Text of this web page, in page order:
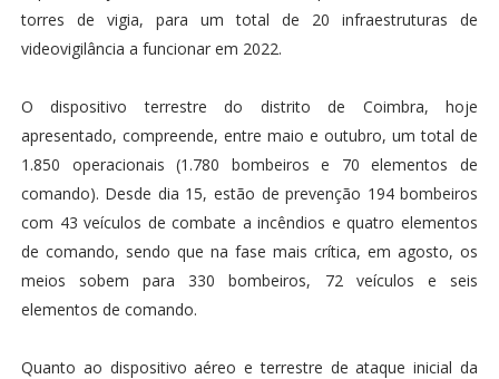
torres de vigia, para um total de 20 infraestruturas de
videovigilância a funcionar em 2022.
O dispositivo terrestre do distrito de Coimbra, hoje
apresentado, compreende, entre maio e outubro, um total de
1.850 operacionais (1.780 bombeiros e 70 elementos de
comando). Desde dia 15, estão de prevenção 194 bombeiros
com 43 veículos de combate a incêndios e quatro elementos
de comando, sendo que na fase mais crítica, em agosto, os
meios sobem para 330 bombeiros, 72 veículos e seis
elementos de comando.
Quanto ao dispositivo aéreo e terrestre de ataque inicial da